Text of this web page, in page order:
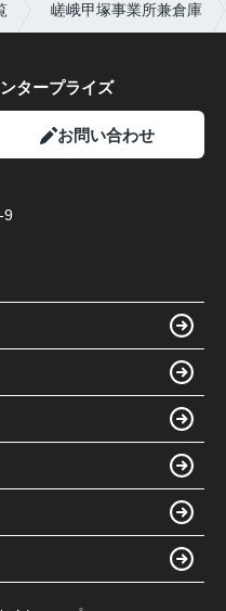
嵯峨甲塚事業所兼倉庫
タープライズ
お問い合わせ
9